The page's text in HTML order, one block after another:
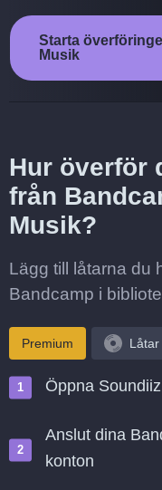
Starta
Musik
Hur överför
från
Musik?
Lägg till låtarna du
Bandcamp i
Premium Låtar
Öppna
Anslut dina
konton